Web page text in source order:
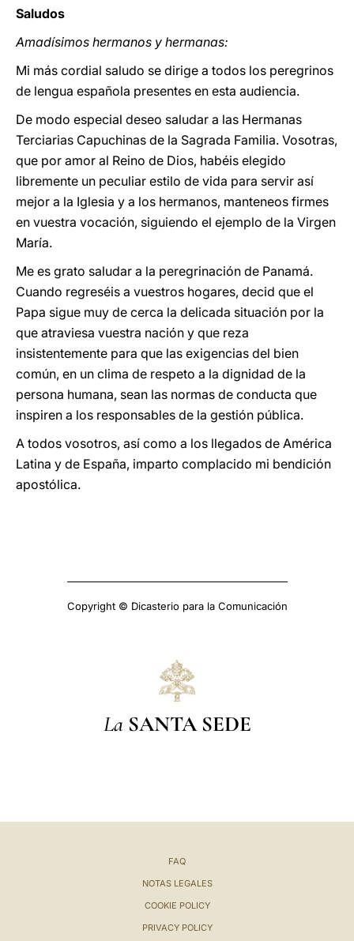
Saludos
Amadísimos hermanos y hermanas:
Mi más cordial saludo se dirige a todos los peregrinos
de lengua española presentes en esta audiencia.
De modo especial deseo saludar a las Hermanas
Terciarias Capuchinas de la Sagrada Familia. Vosotras,
que por amor al Reino de Dios, habéis elegido
libremente un peculiar estilo de vida para servir así
mejor a la Iglesia y a los hermanos, manteneos firmes
en vuestra vocación, siguiendo el ejemplo de la Virgen
María.
Me es grato saludar a la peregrinación de Panamá.
Cuando regreséis a vuestros hogares, decid que el
Papa sigue muy de cerca la delicada situación por la
que atraviesa vuestra nación y que reza
insistentemente para que las exigencias del bien
común, en un clima de respeto a la dignidad de la
persona humana, sean las normas de conducta que
inspiren a los responsables de la gestión pública.
A todos vosotros, así como a los llegados de América
Latina y de España, imparto complacido mi bendición
apostólica.
Copyright © Dicasterio para la Comunicación
La SANTA SEDE
FAQ
NOTAS LEGALES
COOKIE POLICY
PRIVACY POLICY